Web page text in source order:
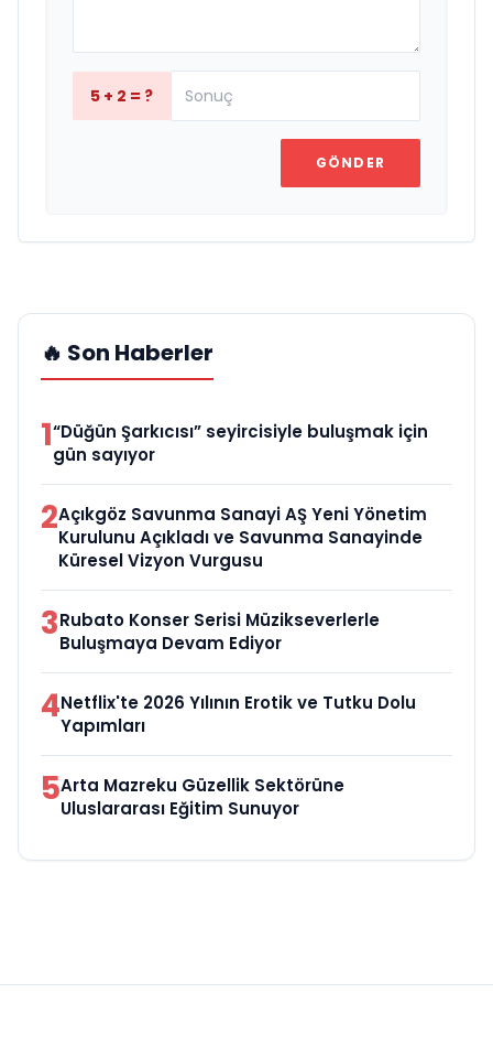
5 + 2 = ?
GÖNDER
🔥 Son Haberler
1“Düğün Şarkıcısı” seyircisiyle buluşmak için
gün sayıyor
2Açıkgöz Savunma Sanayi AŞ Yeni Yönetim
Kurulunu Açıkladı ve Savunma Sanayinde
Küresel Vizyon Vurgusu
3Rubato Konser Serisi Müzikseverlerle
Buluşmaya Devam Ediyor
4Netflix'te 2026 Yılının Erotik ve Tutku Dolu
Yapımları
5Arta Mazreku Güzellik Sektörüne
Uluslararası Eğitim Sunuyor